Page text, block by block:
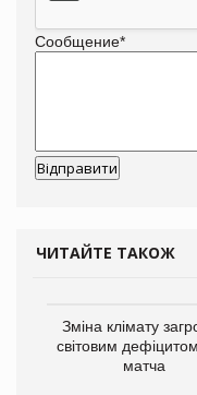
Сообщение*
ЧИТАЙТЕ ТАКОЖ
Зміна клімату
світовим
матча